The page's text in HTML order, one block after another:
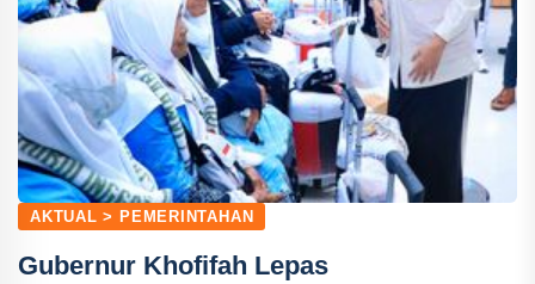
AKTUAL > PEMERINTAHAN
Gubernur Khofifah Lepas